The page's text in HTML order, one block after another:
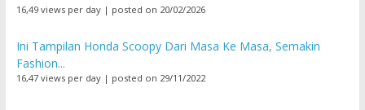
16,49 views per day| posted on 20/02/2026
Ini Tampilan Honda Scoopy Dari Masa Ke Masa, Semakin
Fashion...
16,47 views per day| posted on 29/11/2022